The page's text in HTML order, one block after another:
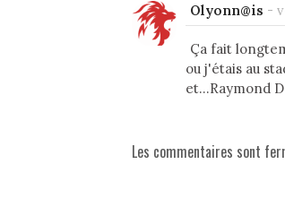
Olyonn@is -
Ça fait
ou j'étais au
et...Raymond
Les commentaires sont